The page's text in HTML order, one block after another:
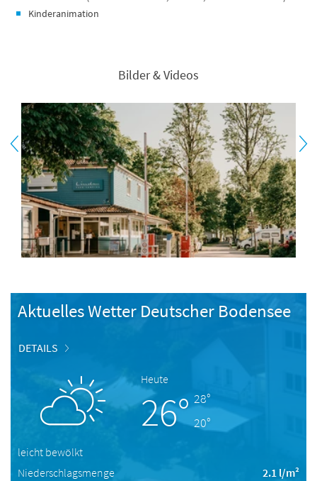
Kinderanimation
Bilder & Videos
Aktuelles Wetter Deutscher Bodensee
DETAILS
Heute
26° 28°
20°
leicht bewölkt
Niederschlagsmenge
2.1 l/m²